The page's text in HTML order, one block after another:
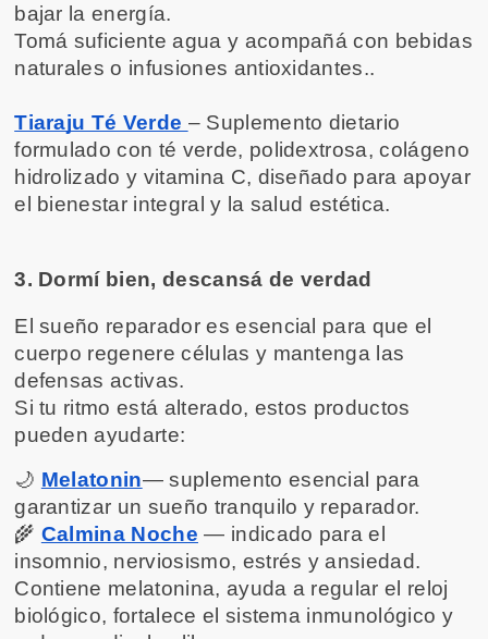
bajar la energía.
Tomá suficiente agua y acompañá con bebidas
naturales o infusiones antioxidantes..
Tiaraju Té Verde – Suplemento dietario
formulado con té verde, polidextrosa, colágeno
hidrolizado y vitamina C, diseñado para apoyar
el bienestar integral y la salud estética.
3. Dormí bien, descansá de verdad
El sueño reparador es esencial para que el
cuerpo regenere células y mantenga las
defensas activas.
Si tu ritmo está alterado, estos productos
pueden ayudarte:
🌙 Melatonin— suplemento esencial para
garantizar un sueño tranquilo y reparador.
🌾 Calmina Noche — indicado para el
insomnio, nerviosismo, estrés y ansiedad.
Contiene melatonina, ayuda a regular el reloj
biológico, fortalece el sistema inmunológico y